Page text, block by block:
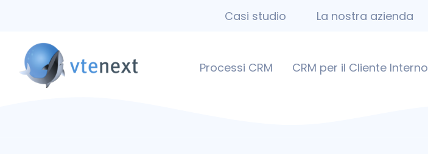
Casi studio La nostra azienda
Processi CRM CRM per il Cliente Interno